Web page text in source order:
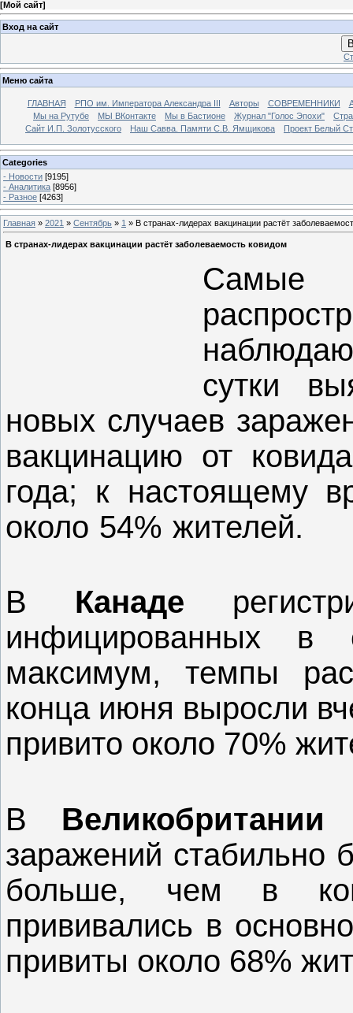
[Мой сайт]
Вход на сайт
Меню сайта
ГЛАВНАЯ РПО им. Императора Александра III Авторы СОВРЕМЕННИКИ
Мы на Рутубе
МЫ ВКонтакте Мы в Бастионе Журнал "Голос Эпохи"
Сайт И.П. Золотусского
Наш Савва. Памяти С.В. Ямщикова Проект Белый
Categories
- Новости [9195]
- Аналитика [8956]
- Разное [4263]
Главная » 2021 » Сентябрь » 1 » В странах-лидерах вакцинации растёт
В странах-лидерах вакцинации растёт заболеваемость ковидом
сутки
новых случаев
вакцинацию от
года; к настоящему
около 54% жителей.
В Канаде
инфицированных в
максимум, темпы
конца июня выросли
привито около 70%
В Великобритании
заражений стабильно
больше, чем в
прививались в
привиты около 68%